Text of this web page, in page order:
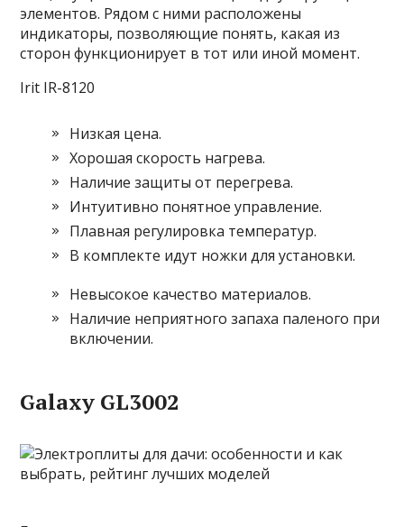
элементов. Рядом с ними расположены
индикаторы, позволяющие понять, какая из
сторон функционирует в тот или иной момент.
Irit IR-8120
Низкая цена.
Хорошая скорость нагрева.
Наличие защиты от перегрева.
Интуитивно понятное управление.
Плавная регулировка температур.
В комплекте идут ножки для установки.
Невысокое качество материалов.
Наличие неприятного запаха паленого при
включении.
Galaxy GL3002